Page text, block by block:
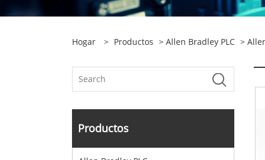
Hogar > Productos > Allen Bradley PLC >
Productos